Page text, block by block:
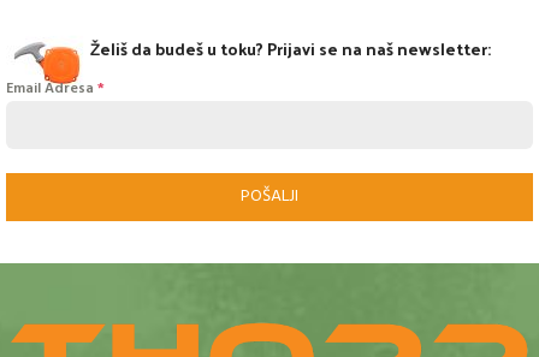
Želiš da budeš u toku? Prijavi se na naš newsletter:
Email Adresa *
POŠALJI